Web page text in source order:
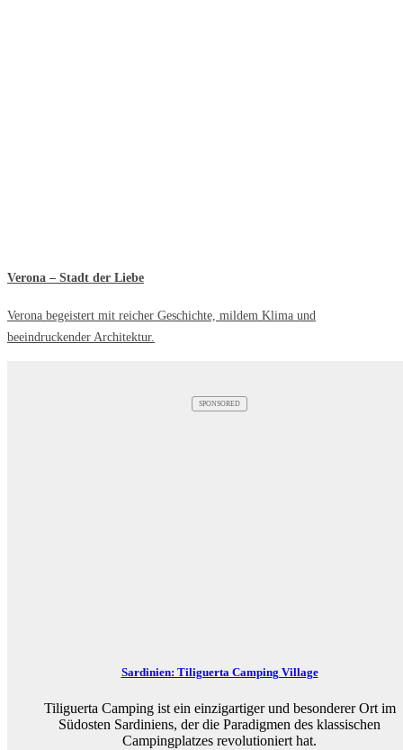
Verona – Stadt der Liebe
Verona begeistert mit reicher Geschichte, mildem Klima und
beeindruckender Architektur.
SPONSORED
Sardinien: Tiliguerta Camping Village
Tiliguerta Camping ist ein einzigartiger und besonderer Ort im
Südosten Sardiniens, der die Paradigmen des klassischen
Campingplatzes revolutioniert hat.